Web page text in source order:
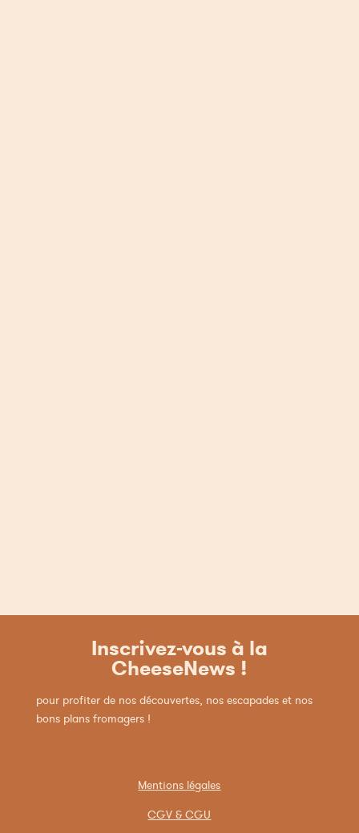
Inscrivez-vous à la
CheeseNews !
pour profiter de nos découvertes, nos escapades et nos
bons plans fromagers !
Mentions légales
CGV & CGU